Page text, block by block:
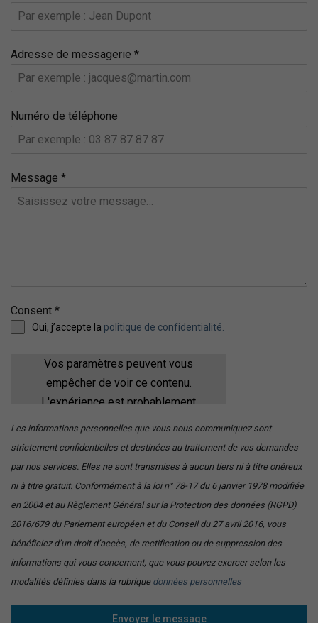
Adresse de messagerie *
Numéro de téléphone
Message *
Consent *
Oui, j’accepte la politique de confidentialité
Vos paramètres peuvent vous
empêcher de voir ce contenu.
L'expérience est probablement
Vérifiez vos paramètres
Les informations personnelles que vous nous communiquez sont
strictement confidentielles et destinées au traitement de vos demandes
par nos services. Elles ne sont transmises à aucun tiers ni à titre onéreux
ni à titre gratuit. Conformément à la loi n° 78-17 du 6 janvier 1978 modifiée
en 2004 et au Règlement Général sur la Protection des données (RGPD)
2016/679 du Parlement européen et du Conseil du 27 avril 2016, vous
bénéficiez d’un droit d’accès, de rectification ou de suppression des
informations qui vous concernent, que vous pouvez exercer selon les
modalités définies dans la rubrique données personnelles
Envoyer le message